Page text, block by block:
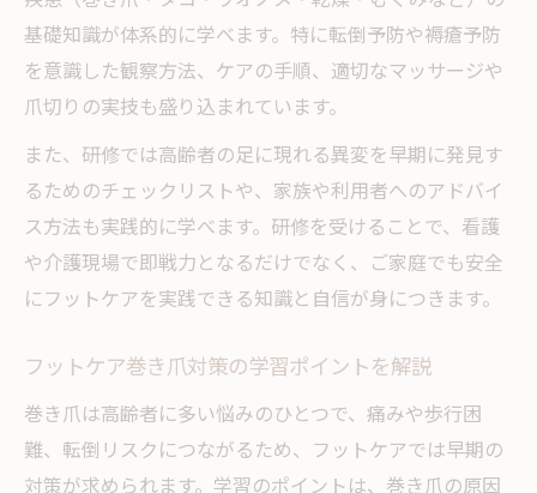
基礎知識が体系的に学べます。特に転倒予防や褥瘡予防
を意識した観察方法、ケアの手順、適切なマッサージや
爪切りの実技も盛り込まれています。
また、研修では高齢者の足に現れる異変を早期に発見す
るためのチェックリストや、家族や利用者へのアドバイ
ス方法も実践的に学べます。研修を受けることで、看護
や介護現場で即戦力となるだけでなく、ご家庭でも安全
にフットケアを実践できる知識と自信が身につきます。
フットケア巻き爪対策の学習ポイントを解説
巻き爪は高齢者に多い悩みのひとつで、痛みや歩行困
難、転倒リスクにつながるため、フットケアでは早期の
対策が求められます。学習のポイントは、巻き爪の原因